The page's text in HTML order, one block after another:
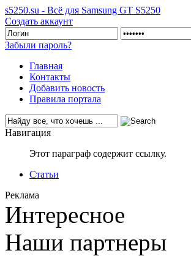
s5250.su - Всё для Samsung GT S5250
Создать аккаунт
Забыли пароль?
Главная
Контакты
Добавить новость
Правила портала
Навигация
Этот параграф содержит ссылку.
Статьи
Реклама
Интересное
Наши партнеры